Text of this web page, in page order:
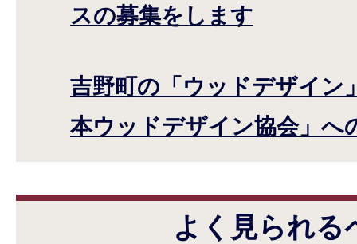
スの募集をします
吉野町の「ウッドデザイン
本ウッドデザイン協会」へ
よく見られる